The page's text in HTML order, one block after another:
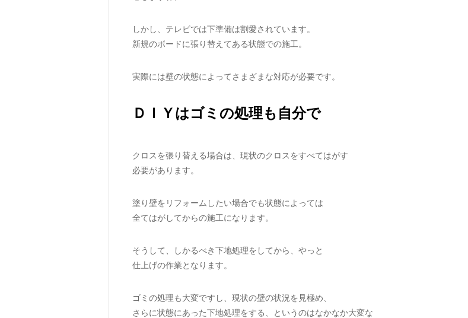
しかし、テレビでは下準備は割愛されています。
新規のボードに張り替えてある状態での施工。
実際には壁の状態によってさまざまな対応が必要です。
ＤＩＹはゴミの処理も自分で
クロスを張り替える場合は、現状のクロスをすべてはがす
必要があります。
塗り壁をリフォームしたい場合でも状態によっては
全てはがしてからの施工になります。
そうして、しかるべき下地処理をしてから、やっと
仕上げの作業となります。
ゴミの処理も大変ですし、現状の壁の状況を見極め、
さらに状態にあった下地処理をする、というのはなかなか大変な